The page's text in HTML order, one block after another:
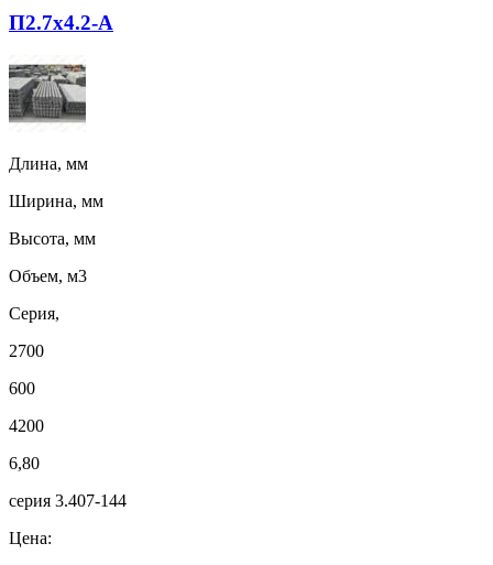
П2.7х4.2-А
Длина, мм
Ширина, мм
Высота, мм
Объем, м3
Серия,
2700
600
4200
6,80
серия 3.407-144
Цена: